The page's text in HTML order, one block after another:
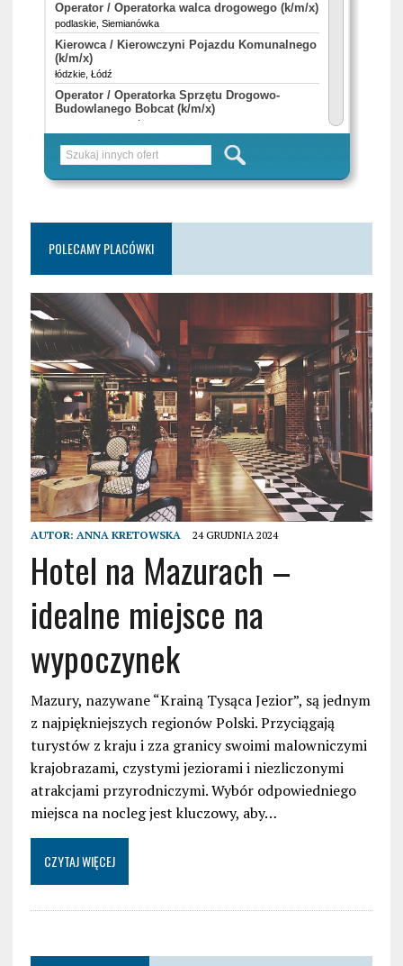
POLECAMY PLACÓWKI
AUTOR: ANNA KRETOWSKA 24 GRUDNIA 2024
Hotel na Mazurach –
idealne miejsce na
wypoczynek
Mazury, nazywane “Krainą Tysąca Jezior”, są jednym
z najpiękniejszych regionów Polski. Przyciągają
turystów z kraju i zza granicy swoimi malowniczymi
krajobrazami, czystymi jeziorami i niezliczonymi
atrakcjami przyrodniczymi. Wybór odpowiedniego
miejsca na nocleg jest kluczowy, aby…
CZYTAJ WIĘCEJ